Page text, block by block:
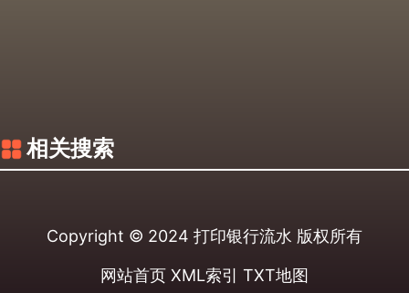
相关搜索
Copyright © 2024 打印银行流水 版权所有
网站首页 XML索引 TXT地图